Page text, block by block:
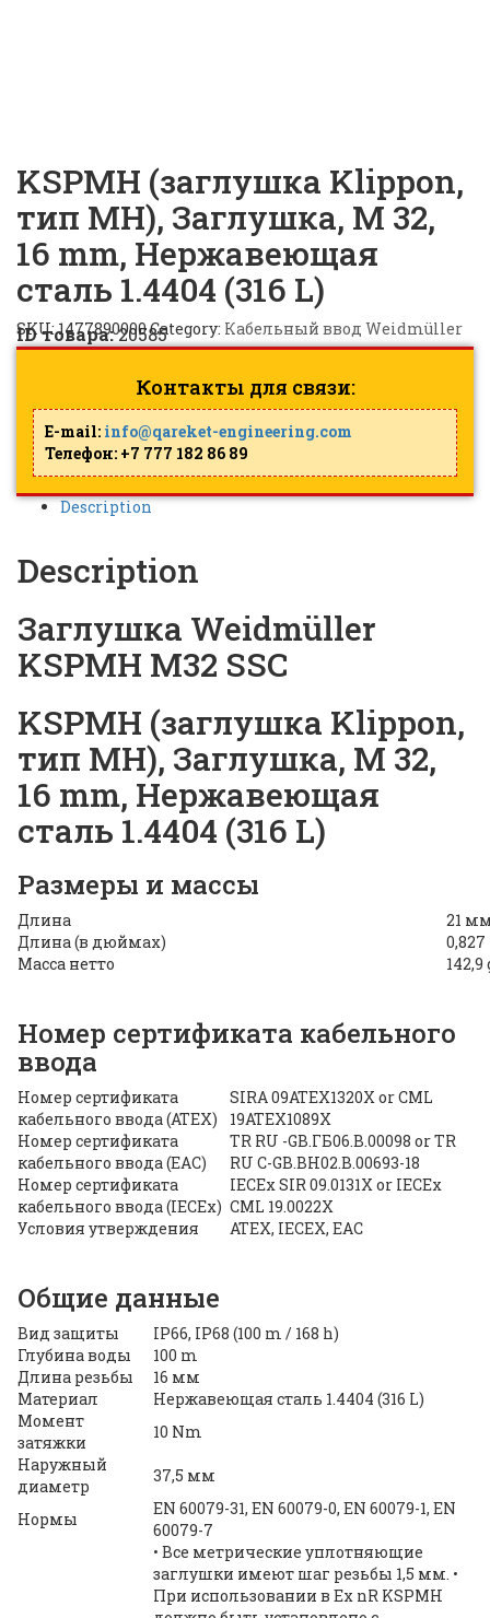
KSPMH (заглушка Klippon,
тип MH), Заглушка, M 32,
16 mm, Нержавеющая
сталь 1.4404 (316 L)
SKU:1477890000Category: Кабельный ввод Weidmüller
ID товара:20585
Контакты для связи:
E-mail: info@qareket-engineering.com
Телефон: +7 777 182 86 89
Description
Description
Заглушка Weidmüller
KSPMH M32 SSC
KSPMH (заглушка Klippon,
тип MH), Заглушка, M 32,
16 mm, Нержавеющая
сталь 1.4404 (316 L)
Размеры и массы
Длина
21
Длина (в дюймах)
Масса нетто
142,9
Номер сертификата кабельного
ввода
Номер сертификата
кабельного ввода (ATEX)
SIRA 09ATEX1320X or CML
19ATEX1089X
Номер сертификата
кабельного ввода (EAC)
TR RU -GB.ΓБ06.B.00098 or TR
RU C-GB.BH02.B.00693-18
Номер сертификата
кабельного ввода (IECEx)
IECEx SIR 09.0131X or IECEx
CML 19.0022X
Условия утверждения
ATEX, IECEX, EAC
Общие данные
Вид защиты
IP66, IP68 (100 m / 168 h)
Глубина воды
100 m
Длина резьбы
16 мм
Материал
Нержавеющая сталь 1.4404 (316 L)
Момент
затяжки
10 Nm
Наружный
диаметр
37,5 мм
Нормы
EN 60079-31, EN 60079-0, EN 60079-1, EN
60079-7
• Все метрические уплотняющие
заглушки имеют шаг резьбы 1,5 мм. •
При использовании в Ex nR KSPMH